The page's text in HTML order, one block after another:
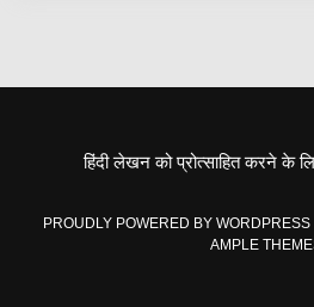
हिंदी लेखन को प्रोत्साहित करने के
PROUDLY POWERED BY WORDPRESS
AMPLE